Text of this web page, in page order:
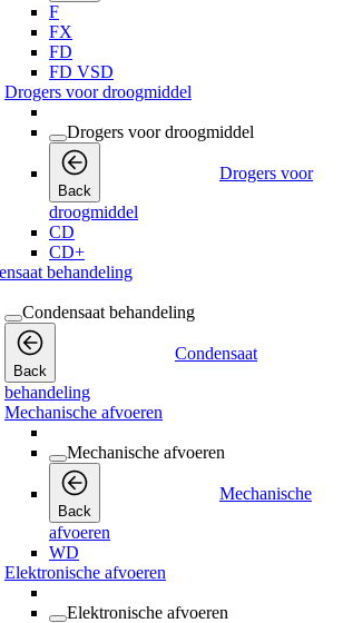
F
FX
FD
FD VSD
Drogers voor droogmiddel
Drogers voor droogmiddel
Back
Drogers voor
droogmiddel
CD
CD+
behandeling
Condensaat behandeling
Back
Condensaat
behandeling
Mechanische afvoeren
Mechanische afvoeren
Back
Mechanische
afvoeren
WD
Elektronische afvoeren
Elektronische afvoeren